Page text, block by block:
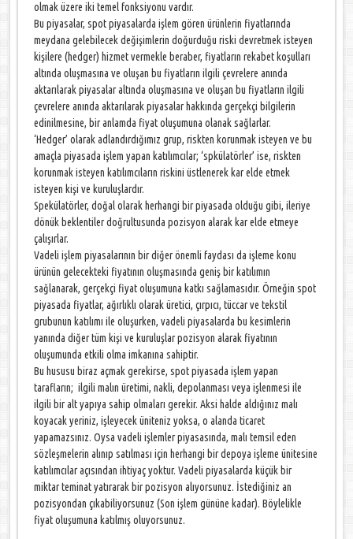
olmak üzere iki temel fonksiyonu vardır.
Bu piyasalar, spot piyasalarda işlem gören ürünlerin fiyatlarında
meydana gelebilecek değişimlerin doğurduğu riski devretmek isteyen
kişilere (hedger) hizmet vermekle beraber, fiyatların rekabet koşulları
altında oluşmasına ve oluşan bu fiyatların ilgili çevrelere anında
aktarılarak piyasalar altında oluşmasına ve oluşan bu fiyatların ilgili
çevrelere anında aktarılarak piyasalar hakkında gerçekçi bilgilerin
edinilmesine, bir anlamda fiyat oluşumuna olanak sağlarlar.
‘Hedger’ olarak adlandırdığımız grup, riskten korunmak isteyen ve bu
amaçla piyasada işlem yapan katılımcılar; ‘spkülatörler’ ise, riskten
korunmak isteyen katılımcıların riskini üstlenerek kar elde etmek
isteyen kişi ve kuruluşlardır.
Spekülatörler, doğal olarak herhangi bir piyasada olduğu gibi, ileriye
dönük beklentiler doğrultusunda pozisyon alarak kar elde etmeye
çalışırlar.
Vadeli işlem piyasalarının bir diğer önemli faydası da işleme konu
ürünün gelecekteki fiyatının oluşmasında geniş bir katılımın
sağlanarak, gerçekçi fiyat oluşumuna katkı sağlamasıdır. Örneğin spot
piyasada fiyatlar, ağırlıklı olarak üretici, çırpıcı, tüccar ve tekstil
grubunun katılımı ile oluşurken, vadeli piyasalarda bu kesimlerin
yanında diğer tüm kişi ve kuruluşlar pozisyon alarak fiyatının
oluşumunda etkili olma imkanına sahiptir.
Bu hususu biraz açmak gerekirse, spot piyasada işlem yapan
tarafların; ilgili malın üretimi, nakli, depolanması veya işlenmesi ile
ilgili bir alt yapıya sahip olmaları gerekir. Aksi halde aldığınız malı
koyacak yeriniz, işleyecek üniteniz yoksa, o alanda ticaret
yapamazsınız. Oysa vadeli işlemler piyasasında, malı temsil eden
sözleşmelerin alınıp satılması için herhangi bir depoya işleme ünitesine
katılımcılar açısından ihtiyaç yoktur. Vadeli piyasalarda küçük bir
miktar teminat yatırarak bir pozisyon alıyorsunuz. İstediğiniz an
pozisyondan çıkabiliyorsunuz (Son işlem gününe kadar). Böylelikle
fiyat oluşumuna katılmış oluyorsunuz.